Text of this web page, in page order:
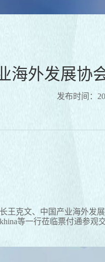
海外发展协
发布时间：
王克文、中国产业海外发
等一行莅临票付通参观